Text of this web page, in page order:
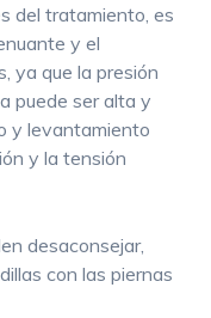
del tratamiento, es
y el
ya que la presión
puede ser alta y
y levantamiento
y la tensión
desaconsejar,
con las piernas